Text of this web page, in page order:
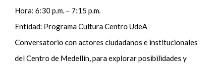
Hora: 6:30 p.m. – 7:15 p.m.
Entidad: Programa Cultura Centro UdeA
Conversatorio con actores ciudadanos e institucionales
del Centro de Medellín, para explorar posibilidades y